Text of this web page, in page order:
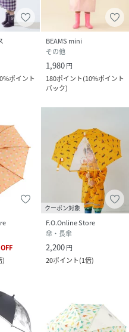
％
30-10 BY6447
ポイント
BEAMS mini
その他
1,980円
180ポイント(10%ポイント
バック)
OFF
)
クーポン対象
F.O.Online Store
傘・長傘
2,200円
20ポイント(1倍)